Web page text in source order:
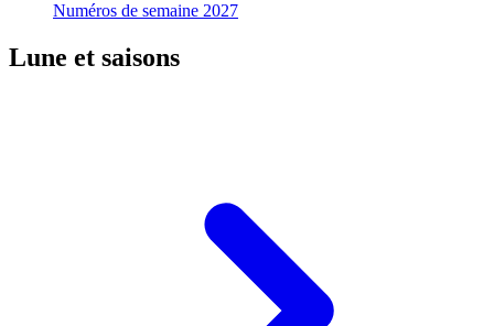
Numéros de semaine 2027
Lune et saisons